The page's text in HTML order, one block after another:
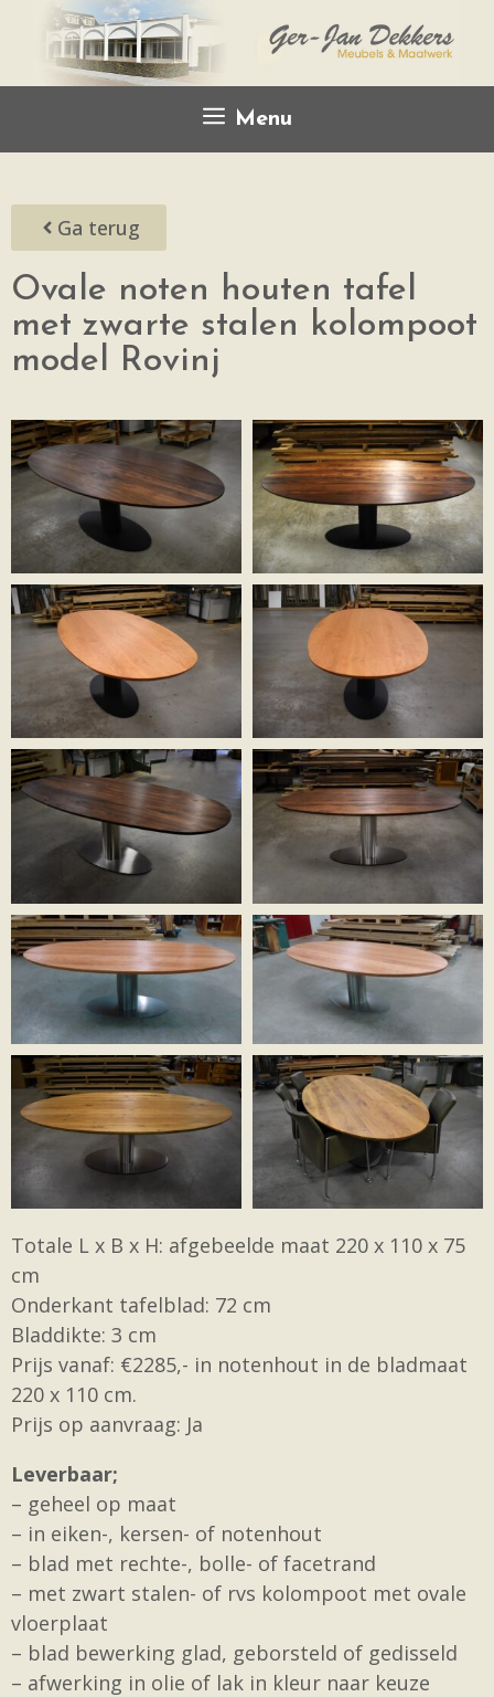
Menu
Ga terug
Ovale noten houten tafel
met zwarte stalen kolompoot
model Rovinj
Totale L x B x H: afgebeelde maat 220 x 110 x 75
cm
Onderkant tafelblad: 72 cm
Bladdikte: 3 cm
Prijs vanaf: €2285,- in notenhout in de bladmaat
220 x 110 cm.
Prijs op aanvraag: Ja
Leverbaar;
– geheel op maat
– in eiken-, kersen- of notenhout
– blad met rechte-, bolle- of facetrand
– met zwart stalen- of rvs kolompoot met ovale
vloerplaat
– blad bewerking glad, geborsteld of gedisseld
– afwerking in olie of lak in kleur naar keuze